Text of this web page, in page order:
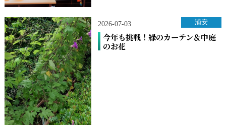
2026-07-03
今年も挑戦！緑のカーテン＆中庭
のお花
浦安